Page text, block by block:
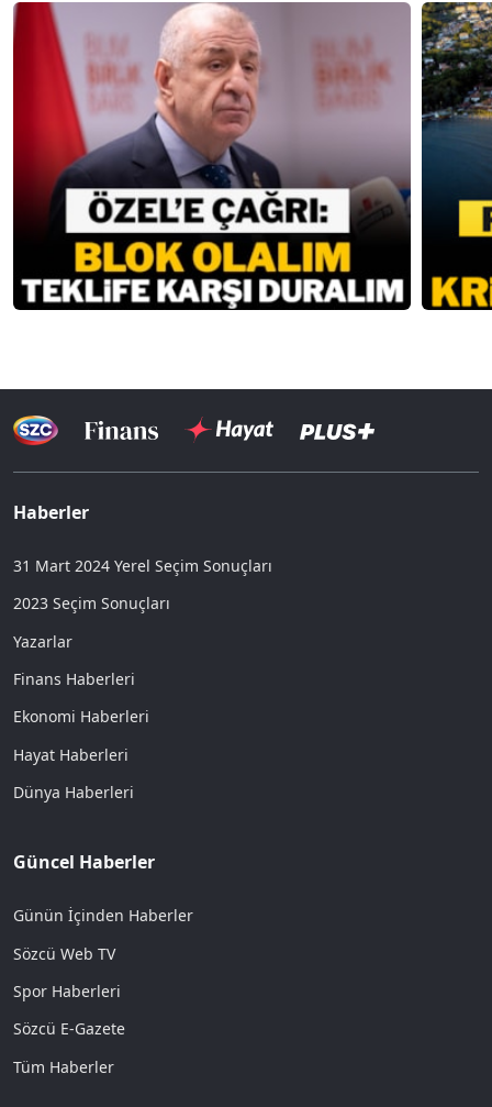
Haberler
31 Mart 2024 Yerel Seçim Sonuçları
2023 Seçim Sonuçları
Yazarlar
Finans Haberleri
Ekonomi Haberleri
Hayat Haberleri
Dünya Haberleri
Güncel Haberler
Günün İçinden Haberler
Sözcü Web TV
Spor Haberleri
Sözcü E-Gazete
Tüm Haberler